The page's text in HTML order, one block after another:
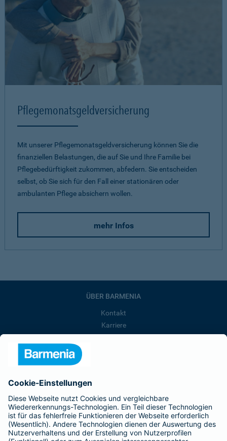
Pflegemonatsgeld­versicherung
Mit unserer Pflegemonatsgeld­versicherung können Sie die
finanziellen Belastungen, die auf Sie und Ihre Familie bei
Pflegebedürftigkeit zukommen, abfedern. Sie entscheiden
selbst, ob Sie sich für den Fall einer stationären oder
ambulanten Pflege absichern wollen.
mehr Infos
ÜBER BARMENIA
Kontakt
Karriere
Barmenia ist Teil der BarmeniaGothaer
BELIEBTE SEITEN
Kranken-Zusatzversicherung
Tierversicherungen